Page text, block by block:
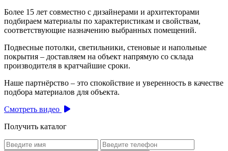
Более 15 лет совместно с дизайнерами и архитекторами
подбираем материалы по характеристикам и свойствам,
соответствующие назначению выбранных помещений.
Подвесные потолки, светильники, стеновые и напольные
покрытия – доставляем на объект напрямую со склада
производителя в кратчайшие сроки.
Наше партнёрство – это спокойствие и уверенность в качестве
подбора материалов для объекта.
Смотреть видео
Получить каталог